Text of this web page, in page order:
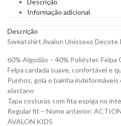
para
Personalizar
Descrição
Informação adicional
Descrição
Sweatshirt Avalon Unissexo Decote
60% Algodão – 40% Poliéster. Felpa
Felpa cardada suave, confortável e
Punhos, gola e bainha indeformáveis
elastano
Tapa costuras com fita espiga no
Regular fit – Nome anterior:
AVALON KIDS